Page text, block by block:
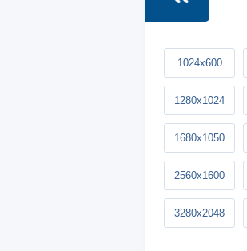
1024x600
1280x1024
1680x1050
2560x1600
3280x2048